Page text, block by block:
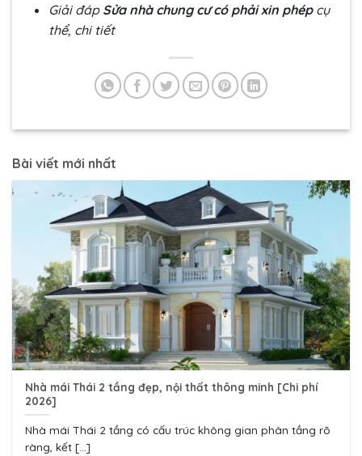
Giải đáp Sửa nhà chung cư có phải xin phépcụ
thể, chi tiết
Bài viết mới nhất
Nhà mái Thái 2 tầng đẹp, nội thất thông minh [Chi phí
2026]
Nhà mái Thái 2 tầng có cấu trúc không gian phân tầng rõ
ràng, kết [...]